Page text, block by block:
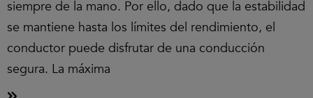
siempre de la mano. Por ello, dado que la estabilidad
se mantiene hasta los límites del rendimiento, el
conductor puede disfrutar de una conducción
segura. La máxima